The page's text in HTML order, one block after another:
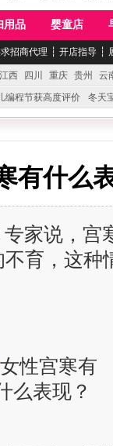
用品 婴童店
招商代理 ┆ 开店指导 ┆
江西 四川 重庆 贵州
云
编程节获高度评价
冬天
比较特殊。”
妇幼广场
有什么
家说，宫
育，这种